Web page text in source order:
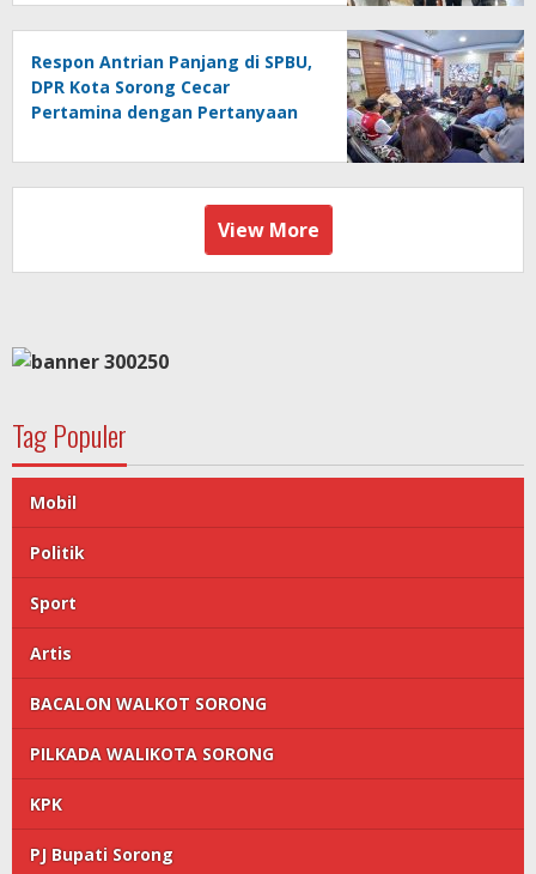
Respon Antrian Panjang di SPBU,
DPR Kota Sorong Cecar
Pertamina dengan Pertanyaan
View More
Tag Populer
Mobil
Politik
Sport
Artis
BACALON WALKOT SORONG
PILKADA WALIKOTA SORONG
KPK
PJ Bupati Sorong